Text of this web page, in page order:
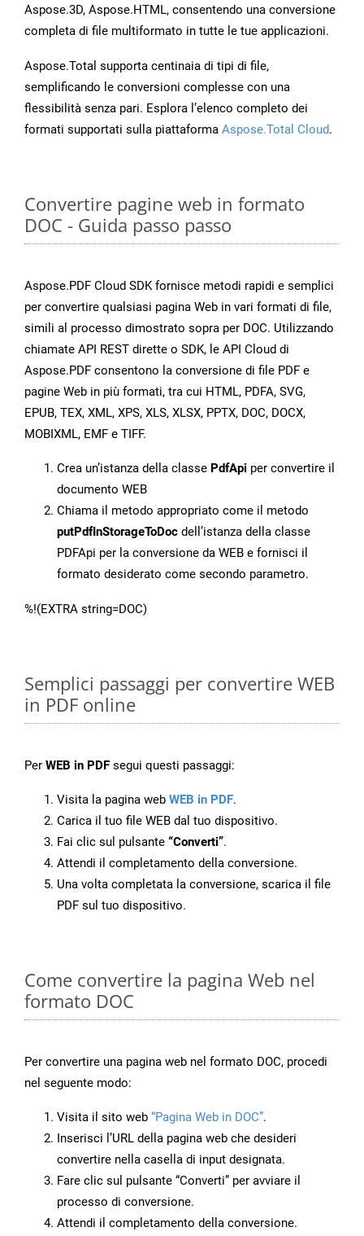
Aspose.3D, Aspose.HTML, consentendo una conversione
completa di file multiformato in tutte le tue applicazioni.
Aspose.Total supporta centinaia di tipi di file,
semplificando le conversioni complesse con una
flessibilità senza pari. Esplora l’elenco completo dei
formati supportati sulla piattaforma Aspose.Total Cloud.
Convertire pagine web in formato
DOC - Guida passo passo
Aspose.PDF Cloud SDK fornisce metodi rapidi e semplici
per convertire qualsiasi pagina Web in vari formati di file,
simili al processo dimostrato sopra per DOC. Utilizzando
chiamate API REST dirette o SDK, le API Cloud di
Aspose.PDF consentono la conversione di file PDF e
pagine Web in più formati, tra cui HTML, PDFA, SVG,
EPUB, TEX, XML, XPS, XLS, XLSX, PPTX, DOC, DOCX,
MOBIXML, EMF e TIFF.
Crea un’istanza della classe PdfApi per convertire il
documento WEB
Chiama il metodo appropriato come il metodo
putPdfInStorageToDoc dell’istanza della classe
PDFApi per la conversione da WEB e fornisci il
formato desiderato come secondo parametro.
%!(EXTRA string=DOC)
Semplici passaggi per convertire WEB
in PDF online
Per WEB in PDF segui questi passaggi:
Visita la pagina web WEB in PDF.
Carica il tuo file WEB dal tuo dispositivo.
Fai clic sul pulsante “Converti”.
Attendi il completamento della conversione.
Una volta completata la conversione, scarica il file
PDF sul tuo dispositivo.
Come convertire la pagina Web nel
formato DOC
Per convertire una pagina web nel formato DOC, procedi
nel seguente modo:
Visita il sito web “Pagina Web in DOC”.
Inserisci l’URL della pagina web che desideri
convertire nella casella di input designata.
Fare clic sul pulsante “Converti” per avviare il
processo di conversione.
Attendi il completamento della conversione.